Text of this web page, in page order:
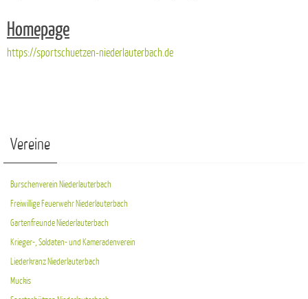
Homepage
https://sportschuetzen-niederlauterbach.de
Vereine
Burschenverein Niederlauterbach
Freiwillige Feuerwehr Niederlauterbach
Gartenfreunde Niederlauterbach
Krieger-, Soldaten- und Kameradenverein
Liederkranz Niederlauterbach
Muckis